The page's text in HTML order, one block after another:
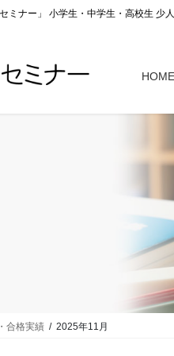
ミナー」 小学生・中学生・高校生 少
HOME
合格実績 2025年11月